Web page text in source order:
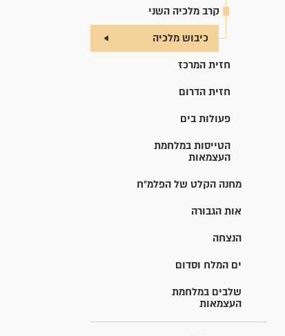
קרב מלכיה השני
כיבוש מלכיה
חזית המרכז
חזית הדרום
פעולות בים
הטייסות במלחמת
העצמאות
מחנה הקלט של הפלמ"ח
אות הגבורה
הנצחה
ים המלח וסדום
שלבים במלחמת
העצמאות